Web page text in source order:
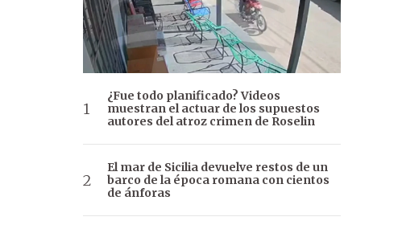
¿Fue todo planificado? Videos
muestran el actuar de los supuestos
autores del atroz crimen de Roselin
El mar de Sicilia devuelve restos de un
barco de la época romana con cientos
de ánforas